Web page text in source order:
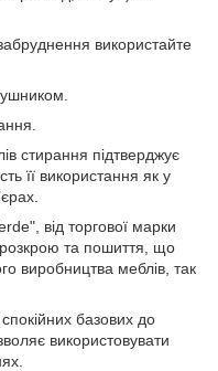
використайте
стирання підтверджує
її використання як у
від торгової марки
та пошиття, що
виробництва меблів, так
базових до
використовувати